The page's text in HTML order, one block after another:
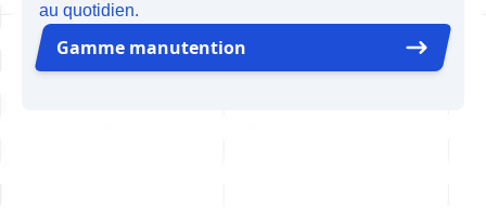
au quotidien.
Gamme manutention